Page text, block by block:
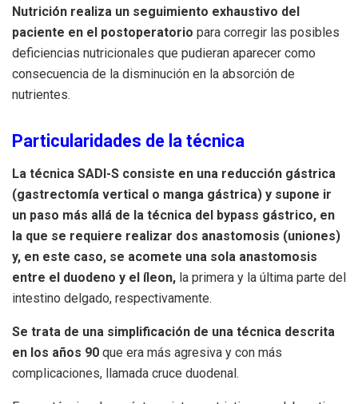
Nutrición realiza un seguimiento exhaustivo del
paciente en el postoperatorio para corregir las posibles
deficiencias nutricionales que pudieran aparecer como
consecuencia de la disminución en la absorción de
nutrientes.
Particularidades de la técnica
La técnica SADI-S consiste en una reducción gástrica
(gastrectomía vertical o manga gástrica) y supone ir
un paso más allá de la técnica del bypass gástrico, en
la que se requiere realizar dos anastomosis (uniones)
y, en este caso, se acomete una sola anastomosis
entre el duodeno y el íleon, la primera y la última parte del
intestino delgado, respectivamente.
Se trata de una simplificación de una técnica descrita
en los años 90 que era más agresiva y con más
complicaciones, llamada cruce duodenal.